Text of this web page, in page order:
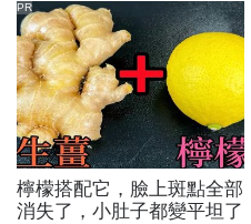
檸檬搭配它，臉上斑點全部
消失了，小肚子都變平坦了
PR